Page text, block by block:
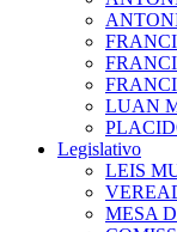
LUAN
Legislativo
LEIS
MESA